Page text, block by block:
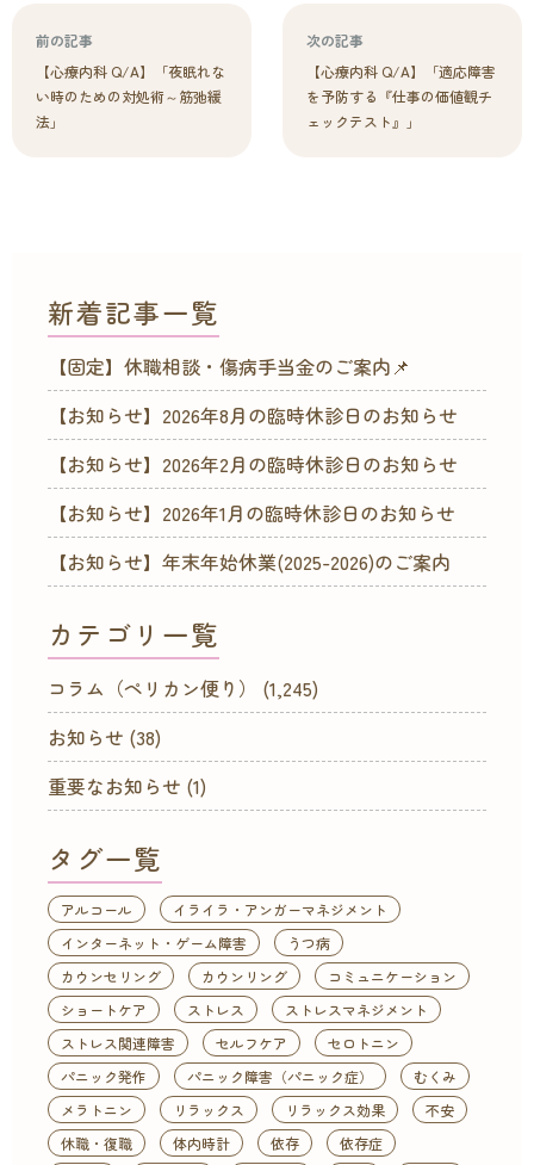
前の記事
【心療内科 Q/A】「夜眠れな
い時のための対処術～筋弛緩
法」
次の記事
【心療内科 Q/A】「適応障害
を予防する『仕事の価値観チ
ェックテスト』」
新着記事一覧
【固定】休職相談・傷病手当金のご案内📌
【お知らせ】2026年8月の臨時休診日のお知らせ
【お知らせ】2026年2月の臨時休診日のお知らせ
【お知らせ】2026年1月の臨時休診日のお知らせ
【お知らせ】年末年始休業(2025-2026)のご案内
カテゴリ一覧
コラム（ペリカン便り）
(1,245)
お知らせ (38)
重要なお知らせ (1)
タグ一覧
アルコール
イライラ・アンガーマネジメント
インターネット・ゲーム障害
うつ病
カウンセリング
カウンリング
コミュニケーション
ショートケア
ストレス
ストレスマネジメント
ストレス関連障害
セルフケア
セロトニン
パニック発作
パニック障害（パニック症）
むくみ
メラトニン
リラックス リラックス効果
不安
休職・復職
体内時計 依存 依存症